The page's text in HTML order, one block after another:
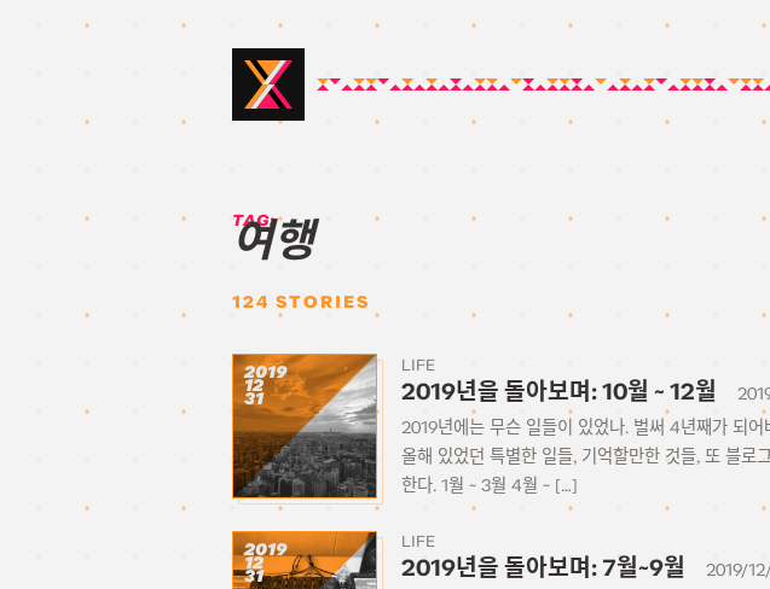
TAG:
여행
124 STORIES
2019
12
31
LIFE
2019년을 돌아보며: 10월 ~ 12월
2019년에는 무슨 일들이 있었나. 벌써 4년째가 되
올해 있었던 특별한 일들, 기억할만한 것들, 또 블로
한다. 1월 ~ 3월 4월 ~ […]
2019
12
31
LIFE
2019년을 돌아보며: 7월~9월
2019/